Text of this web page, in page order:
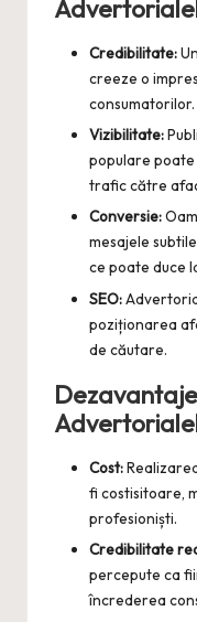
Credibilitate:
creeze o
consumatorilor.
Vizibilitate:
populare
trafic către
Conversie:
mesajele
ce poate duce
SEO:
poziționarea
de căutare.
Cost:
fi costisitoare,
profesioniști.
Credibilitate
percepute ca
încrederea